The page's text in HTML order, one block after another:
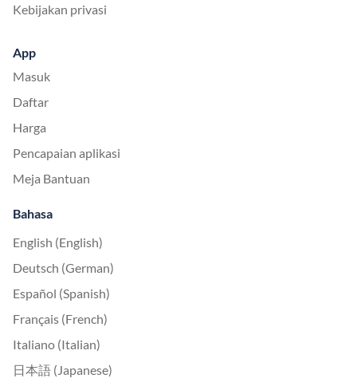
Kebijakan privasi
App
Masuk
Daftar
Harga
Pencapaian aplikasi
Meja Bantuan
Bahasa
English (English)
Deutsch (German)
Español (Spanish)
Français (French)
Italiano (Italian)
日本語 (Japanese)